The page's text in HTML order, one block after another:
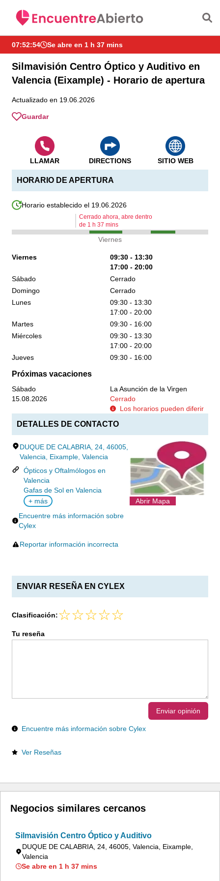
07:52:55 Se abre en 1 h 37 mins
Silmavisión Centro Óptico y Auditivo en
Valencia (Eixample) - Horario de apertura
Actualizado en 19.06.2026
Guardar
HORARIO DE APERTURA
Horario establecido el 19.06.2026
Cerrado ahora, abre dentro
de 1 h37 mins
Viernes
Viernes
09:30 - 13:30
17:00 - 20:00
Sábado
Cerrado
Domingo
Cerrado
Lunes
09:30 - 13:30
17:00 - 20:00
Martes
09:30 - 16:00
Miércoles
09:30 - 13:30
17:00 - 20:00
Jueves
09:30 - 16:00
Próximas vacaciones
Sábado
La Asunción de la Virgen
15.08.2026
Cerrado
Los horarios pueden diferir
DETALLES DE CONTACTO
DUQUE DE CALABRIA, 24, 46005,
Valencia, Eixample, Valencia
Ópticos y Oftalmólogos en
Valencia
Gafas de Sol en Valencia
+ más
Encuentre más información sobre
Cylex
Reportar información incorrecta
Abrir Mapa
LLAMAR DIRECTIONS SITIO WEB
ENVIAR RESEÑA EN CYLEX
Clasificación:
Tu reseña
Enviar opinión
Encuentre más información sobre Cylex
Ver Reseñas
Negocios similares cercanos
Silmavisión Centro Óptico y Auditivo
DUQUE DE CALABRIA, 24, 46005, Valencia, Eixample,
Valencia
Se abre en 1 h 37 mins